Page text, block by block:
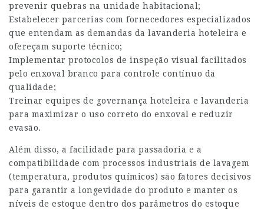
prevenir quebras na unidade habitacional;
Estabelecer parcerias com fornecedores especializados
que entendam as demandas da lavanderia hoteleira e
ofereçam suporte técnico;
Implementar protocolos de inspeção visual facilitados
pelo enxoval branco para controle contínuo da
qualidade;
Treinar equipes de governança hoteleira e lavanderia
para maximizar o uso correto do enxoval e reduzir
evasão.
Além disso, a facilidade para passadoria e a
compatibilidade com processos industriais de lavagem
(temperatura, produtos químicos) são fatores decisivos
para garantir a longevidade do produto e manter os
níveis de estoque dentro dos parâmetros do estoque